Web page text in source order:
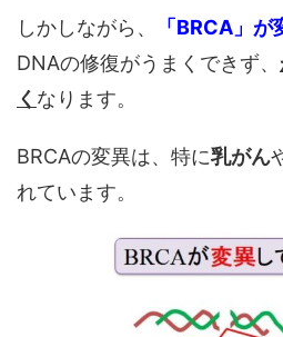
しかしながら、 「BRCA」が
DNAの修復がうまくできず、
く なります。
BRCAの変異は、特に乳がん
れています。